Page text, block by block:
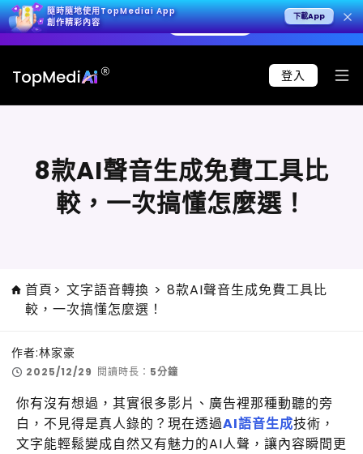
極致寫實效果。 立即試用 > 🚀 Seedance 2.5
隨時隨地使用TopMediai App
創作精彩內容
下載App
登入
8款AI聲音生成免費工具比
較，一次搞懂怎麼選！
首頁> 文字語音轉換 > 8款AI聲音生成免費工具比
較，一次搞懂怎麼選！
作者:林家豪
2025/12/29 閱讀時長： 5分鐘
你有沒有想過，其實很多影片、廣告裡那種動聽的旁
白，不見得是真人錄的？現在透過AI語音生成技術，
文字能輕鬆變成自然又有魅力的AI人聲，讓內容瞬間更